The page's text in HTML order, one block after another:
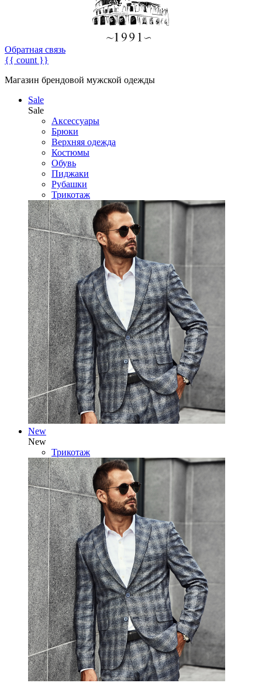
Обратная связь
{{ count }}
Магазин брендовой мужской одежды
Sale
Sale
Аксессуары
Брюки
Верхняя одежда
Костюмы
Обувь
Пиджаки
Рубашки
Трикотаж
New
New
Трикотаж